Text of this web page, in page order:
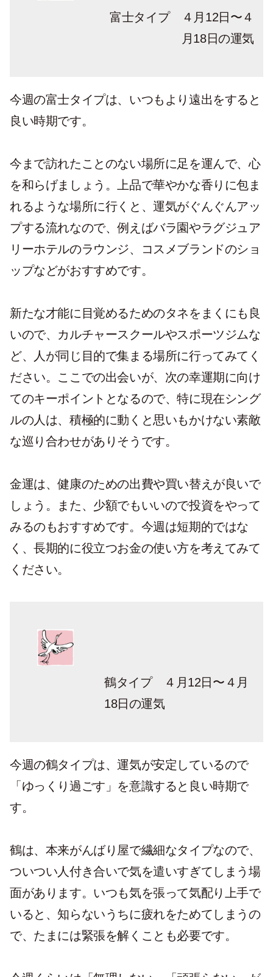
富士タイプ ４月12日〜４
月18日の運気
今週の富士タイプは、いつもより遠出をすると
良い時期です。
今まで訪れたことのない場所に足を運んで、心
を和らげましょう。上品で華やかな香りに包ま
れるような場所に行くと、運気がぐんぐんアッ
プする流れなので、例えばバラ園やラグジュア
リーホテルのラウンジ、コスメブランドのショ
ップなどがおすすめです。
新たな才能に目覚めるためのタネをまくにも良
いので、カルチャースクールやスポーツジムな
ど、人が同じ目的で集まる場所に行ってみてく
ださい。ここでの出会いが、次の幸運期に向け
てのキーポイントとなるので、特に現在シング
ルの人は、積極的に動くと思いもかけない素敵
な巡り合わせがありそうです。
金運は、健康のための出費や買い替えが良いで
しょう。また、少額でもいいので投資をやって
みるのもおすすめです。今週は短期的ではな
く、長期的に役立つお金の使い方を考えてみて
ください。
鶴タイプ ４月12日〜４月
18日の運気
今週の鶴タイプは、運気が安定しているので
「ゆっくり過ごす」を意識すると良い時期で
す。
鶴は、本来がんばり屋で繊細なタイプなので、
ついつい人付き合いで気を遣いすぎてしまう場
面があります。いつも気を張って気配り上手で
いると、知らないうちに疲れをためてしまうの
で、たまには緊張を解くことも必要です。